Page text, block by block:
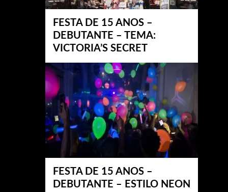
FESTA DE 15 ANOS –
DEBUTANTE – TEMA:
VICTORIA’S SECRET
FESTA DE 15 ANOS –
DEBUTANTE – ESTILO NEON